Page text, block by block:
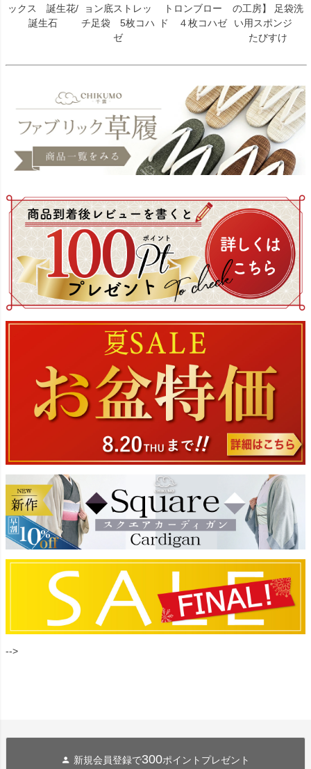
ックス 誕生花/
誕生石
ョン底ストレッ
チ足袋 5枚コハ
ゼ
トロンブロー
ド ４枚コハゼ
の工房】 足袋洗
い用スポンジ
たびすけ
-->
新規会員登録で300ポイントプレゼント